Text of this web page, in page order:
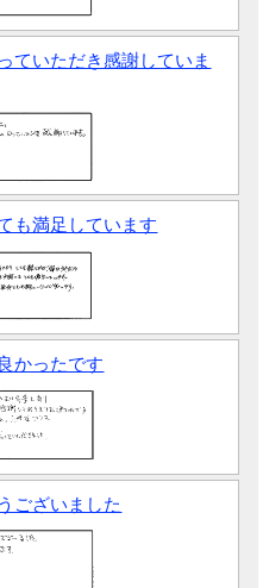
ていただき感謝していま
も満足しています
かったです
ございました